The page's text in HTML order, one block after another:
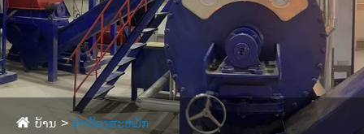
ບ້ານ ຄໍາຮ້ອງສະຫມັກ